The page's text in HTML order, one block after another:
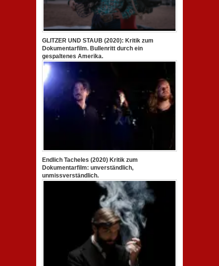
GLITZER UND STAUB (2020): Kritik zum
Dokumentarfilm. Bullenritt durch ein
gespaltenes Amerika.
Endlich Tacheles (2020) Kritik zum
Dokumentarfilm: unverständlich,
unmissverständlich.